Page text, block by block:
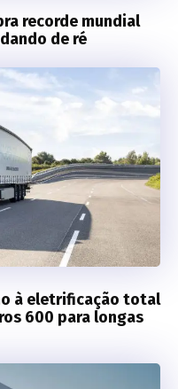
recorde mundial
de ré
à eletrificação total
600 para longas